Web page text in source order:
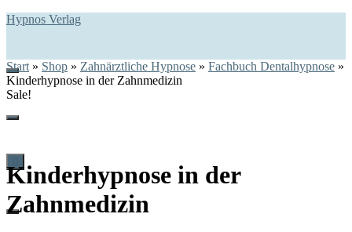
Hypnos Verlag
Start » Shop » Zahnärztliche Hypnose » Fachbuch Dentalhypnose »
Kinderhypnose in der Zahnmedizin
Sale!
Kinderhypnose in der
Zahnmedizin